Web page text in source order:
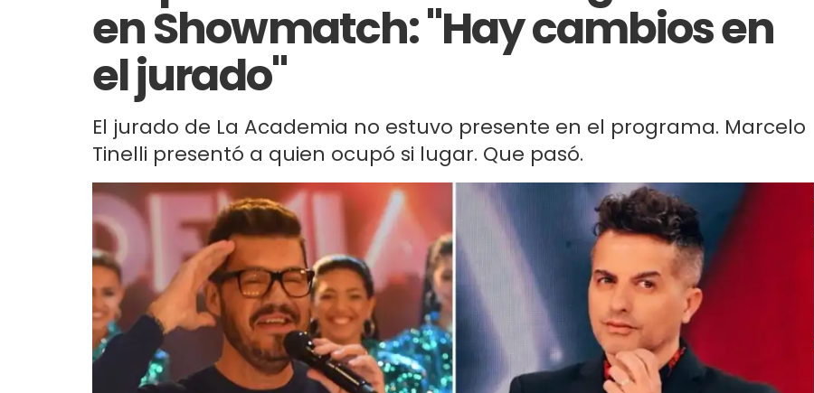
en Showmatch: "Hay cambios en
el jurado"
El jurado de La Academia no estuvo presente en el programa. Marcelo
Tinelli presentó a quien ocupó si lugar. Que pasó.